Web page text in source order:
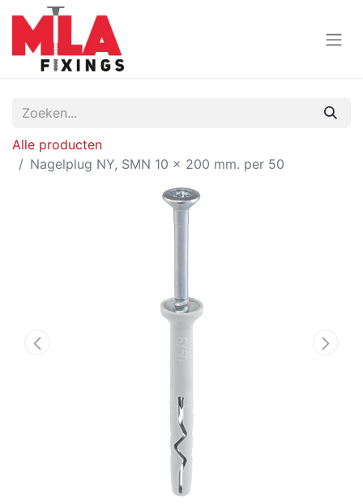
Alle producten
Nagelplug NY, SMN 10 x 200 mm. per 50